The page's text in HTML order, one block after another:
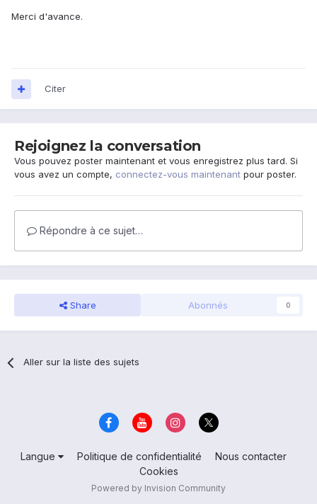
Merci d'avance.
Citer
Rejoignez la conversation
Vous pouvez poster maintenant et vous enregistrez plus tard. Si
vous avez un compte, connectez-vous maintenant pour poster.
Répondre à ce sujet…
Share Abonnés 0
Aller sur la liste des sujets
Langue Politique de confidentialité
Nous contacter
Cookies
Powered by Invision Community